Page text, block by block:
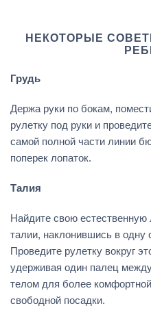
НЕКОТОРЫЕ
Грудь
Держа руки по бокам,
рулетку под руки и
самой полной части линии
поперек лопаток.
Талия
Найдите свою естественную
талии, наклонившись в одну
Проведите рулетку вокруг
удерживая один палец
телом для более
свободной посадки.